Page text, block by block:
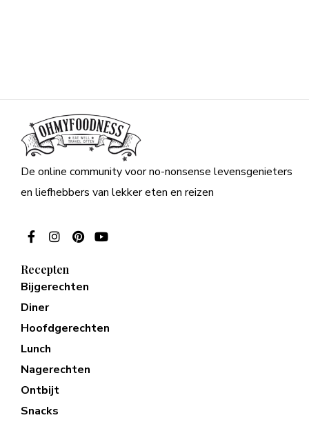
De online community voor no-nonsense levensgenieters
en liefhebbers van lekker eten en reizen
Recepten
Bijgerechten
Diner
Hoofdgerechten
Lunch
Nagerechten
Ontbijt
Snacks